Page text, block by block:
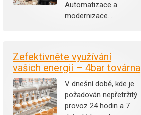
Automatizace a
modernizace…
Zefektivněte využívání
vašich energií – 4bar továrna
V dnešní době, kde je
požadován nepřetržitý
provoz 24 hodin a 7